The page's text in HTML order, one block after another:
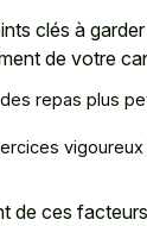
clés à
de votre
repas plus
de ces